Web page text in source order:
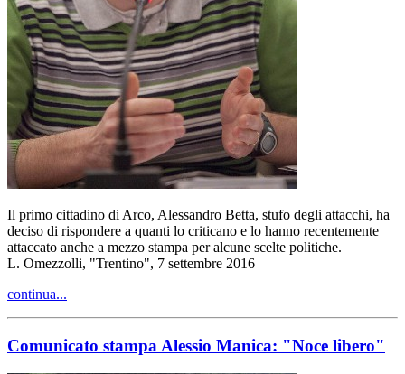
Il primo cittadino di Arco, Alessandro Betta, stufo degli attacchi, ha
deciso di rispondere a quanti lo criticano e lo hanno recentemente
attaccato anche a mezzo stampa per alcune scelte politiche.
L. Omezzolli, "Trentino", 7 settembre 2016
continua...
Comunicato stampa Alessio Manica: "Noce libero"